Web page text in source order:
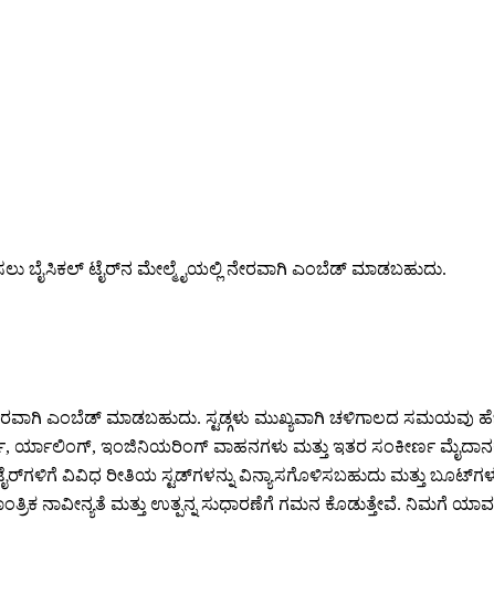
ಬೈಸಿಕಲ್ ಟೈರ್‌ನ ಮೇಲ್ಮೈಯಲ್ಲಿ ನೇರವಾಗಿ ಎಂಬೆಡ್ ಮಾಡಬಹುದು.
ಎಂಬೆಡ್ ಮಾಡಬಹುದು. ಸ್ಟಡ್ಗಳು ಮುಖ್ಯವಾಗಿ ಚಳಿಗಾಲದ ಸಮಯವು
ರ್ಯಾಲಿಂಗ್, ಇಂಜಿನಿಯರಿಂಗ್ ವಾಹನಗಳು ಮತ್ತು ಇತರ ಸಂಕೀರ್ಣ
ವಿವಿಧ ರೀತಿಯ ಸ್ಟಡ್‌ಗಳನ್ನು ವಿನ್ಯಾಸಗೊಳಿಸಬಹುದು ಮತ್ತು
ನಾವೀನ್ಯತೆ ಮತ್ತು ಉತ್ಪನ್ನ ಸುಧಾರಣೆಗೆ ಗಮನ ಕೊಡುತ್ತೇವೆ. ನಿಮಗೆ